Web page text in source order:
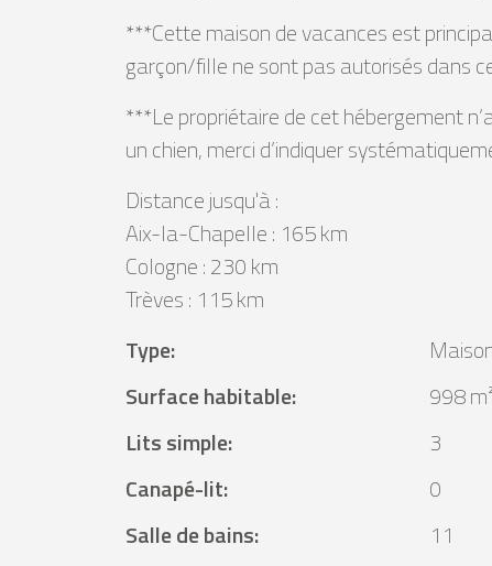
***Cette maison de vacances est
garçon/fille ne sont pas autorisés dans
***Le propriétaire de cet hébergement
un chien, merci d’indiquer
Distance jusqu'à :
Aix-la-Chapelle : 165 km
Cologne : 230 km
Trèves : 115 km
Type:
Surface habitable:
998 m²
Lits simple:
3
Canapé-lit:
0
Salle de bains:
11